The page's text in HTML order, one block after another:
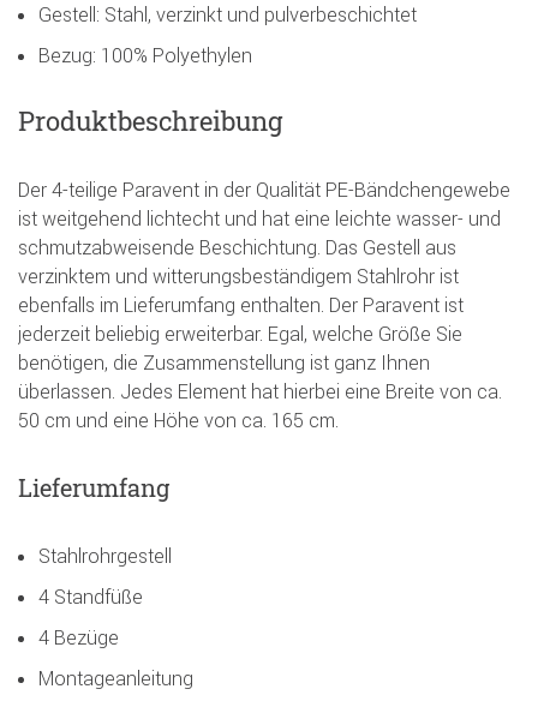
Gestell: Stahl, verzinkt und pulverbeschichtet
Bezug: 100% Polyethylen
Produktbeschreibung
Der 4-teilige Paravent in der Qualität PE-Bändchengewebe
ist weitgehend lichtecht und hat eine leichte wasser- und
schmutzabweisende Beschichtung. Das Gestell aus
verzinktem und witterungsbeständigem Stahlrohr ist
ebenfalls im Lieferumfang enthalten. Der Paravent ist
jederzeit beliebig erweiterbar. Egal, welche Größe Sie
benötigen, die Zusammenstellung ist ganz Ihnen
überlassen. Jedes Element hat hierbei eine Breite von ca.
50 cm und eine Höhe von ca. 165 cm.
Lieferumfang
Stahlrohrgestell
4 Standfüße
4 Bezüge
Montageanleitung